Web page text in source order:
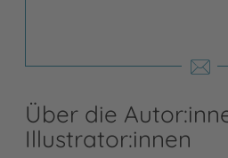
Über die
Illustrator:innen